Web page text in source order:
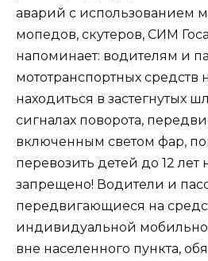
аварий с использованием
мопедов, скутеров, СИМ
напоминает: водителям и
мототранспортных средств
находиться в застегнутых
сигналах поворота,
включенным светом фар,
перевозить детей до 12 лет
запрещено! Водители и
передвигающиеся на
индивидуальной
вне населенного пункта,